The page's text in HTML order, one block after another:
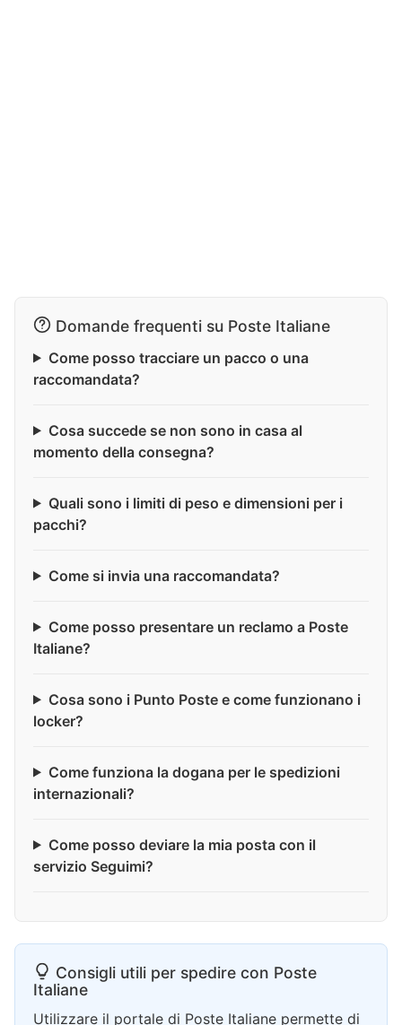
Domande frequenti su Poste Italiane
Come posso tracciare un pacco o una
raccomandata?
Cosa succede se non sono in casa al
momento della consegna?
Quali sono i limiti di peso e dimensioni per i
pacchi?
Come si invia una raccomandata?
Come posso presentare un reclamo a Poste
Italiane?
Cosa sono i Punto Poste e come funzionano i
locker?
Come funziona la dogana per le spedizioni
internazionali?
Come posso deviare la mia posta con il
servizio Seguimi?
Consigli utili per spedire con Poste
Italiane
Utilizzare il portale di Poste Italiane permette di